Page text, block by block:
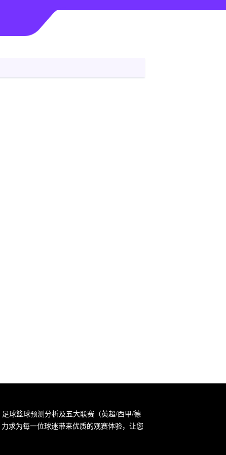
球篮球预测分析及五大联赛（英超/西甲/德
求为每一位球迷带来优质的观赛体验，让您